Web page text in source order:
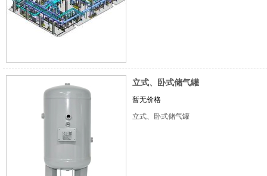
立式、卧式储气罐
暂无价格
立式、卧式储气罐